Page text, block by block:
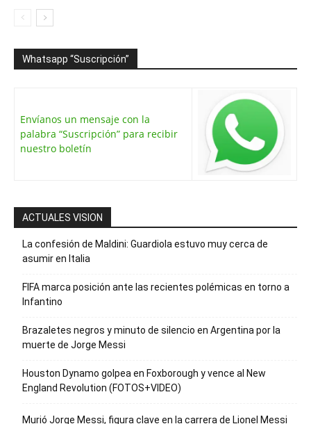
Whatsapp “Suscripción”
Envíanos un mensaje con la
palabra “Suscripción” para recibir
nuestro boletín
ACTUALES VISION
La confesión de Maldini: Guardiola estuvo muy cerca de
asumir en Italia
FIFA marca posición ante las recientes polémicas en torno a
Infantino
Brazaletes negros y minuto de silencio en Argentina por la
muerte de Jorge Messi
Houston Dynamo golpea en Foxborough y vence al New
England Revolution (FOTOS+VIDEO)
Murió Jorge Messi, figura clave en la carrera de Lionel Messi